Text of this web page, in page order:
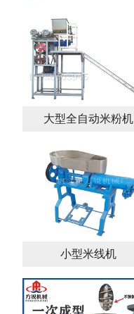
大型全自动米粉机
小型米线机